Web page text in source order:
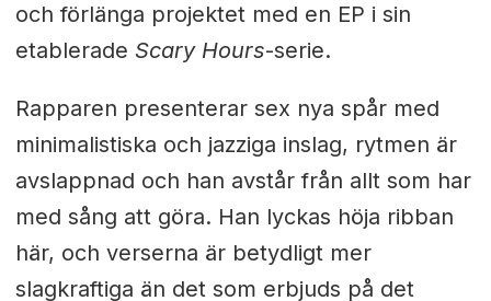
och förlänga projektet med en EP i sin
etablerade Scary Hours-serie.
Rapparen presenterar sex nya spår med
minimalistiska och jazziga inslag, rytmen är
avslappnad och han avstår från allt som har
med sång att göra. Han lyckas höja ribban
här, och verserna är betydligt mer
slagkraftiga än det som erbjuds på det